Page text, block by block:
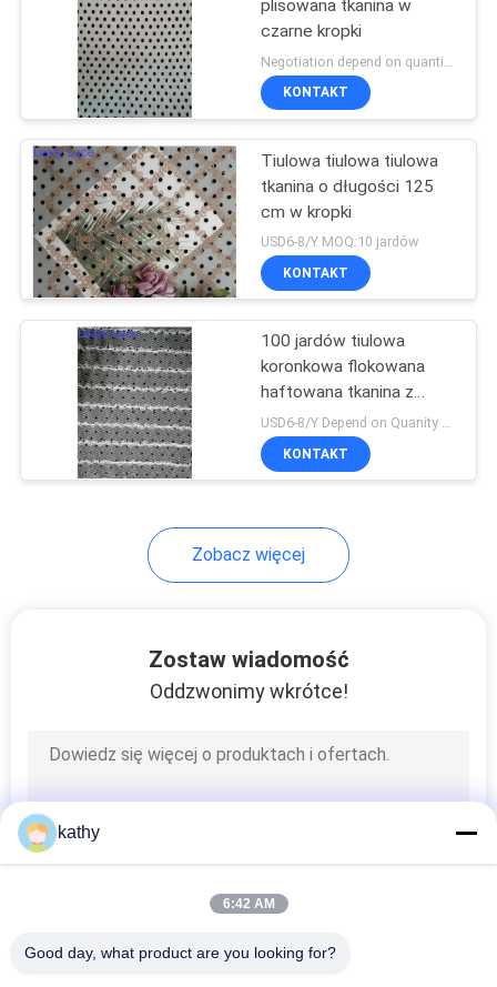
plisowana tkanina w
czarne kropki
KONTAKT
Tiulowa tiulowa tiulowa
tkanina o długości 125
cm w kropki
USD6-8/Y MOQ:10 jardów
KONTAKT
100 jardów tiulowa
koronkowa flokowana
haftowana tkanina z
siatki
USD6-8/Y Depend on Quanity MOQ:10 jardów
KONTAKT
Zobacz więcej
Zostaw wiadomość
Oddzwonimy wkrótce!
kathy
6:42 AM
Good day, what product are you looking for?